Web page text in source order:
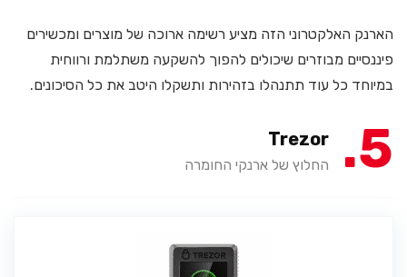
הארנק האלקטרוני הזה מציע רשימה ארוכה של מוצרים ומכשירים
פיננסיים מבוזרים שיכולים להפוך להשקעה משתלמת ורווחית
במיוחד כל עוד תתנהלו בזהירות ותשקלו היטב את כל הסיכונים.
5
Trezor
החלוץ של ארנקי החומרה